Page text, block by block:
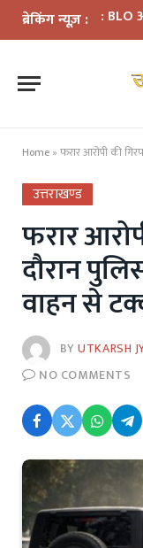
ब्रेकिंग न्यूज़ :
समीक्षा: BLO और फील्ड
Home » फरार आरोपी की
उत्तराखण्ड
फरार
दौरान
वाहन से
BYUTKARSH
NO COMMENTS